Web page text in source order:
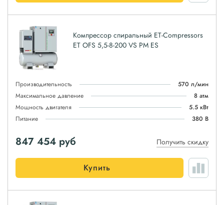
Компрессор спиральный ET-Compressors
ET OFS 5,5-8-200 VS PM ES
Производительность
570 л/мин
Максимальное давление
8 атм
Мощность двигателя
5.5 кВт
Питание
380 В
847 454 руб Получить скидку
Купить